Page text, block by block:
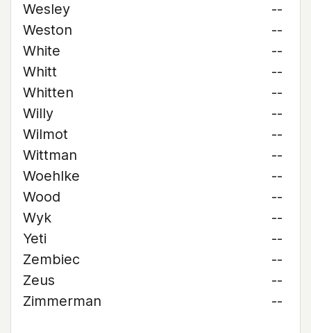
Wesley
--
Weston
--
White
--
Whitt
--
Whitten
--
Willy
--
Wilmot
--
Wittman
--
Woehlke
--
Wood
--
Wyk
--
Yeti
--
Zembiec
--
Zeus
--
Zimmerman
--